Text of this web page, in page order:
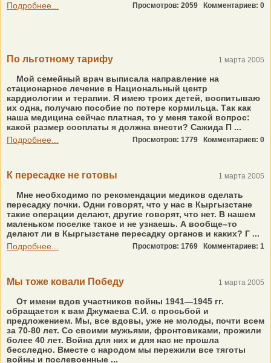
Подробнее...
Просмотров: 2059 Комментариев: 0
По льготному тарифу 1 марта 2005
Мой семейный врач выписала направление на
стационарное лечение в Национальный центр
кардиологии и терапии. Я имею троих детей, воспитываю
их одна, получаю пособие по потере кормильца. Так как
наша медицина сейчас платная, то у меня такой вопрос:
какой размер сооплаты я должна внести? Сажида П ...
Подробнее...
Просмотров: 1779 Комментариев: 0
К пересадке не готовы 1 марта 2005
Мне необходимо по рекомендации медиков сделать
пересадку почки. Одни говорят, что у нас в Кыргызстане
такие операции делают, другие говорят, что нет. В нашем
маленьком поселке такое и не узнаешь. А вообще–то
делают ли в Кыргызстане пересадку органов и каких? Г ...
Подробнее...
Просмотров: 1769 Комментариев: 1
Мы тоже ковали Победу 1 марта 2005
От имени вдов участников войны 1941—1945 гг.
обращается к вам Джумаева С.И. с просьбой и
предложением. Мы, все вдовы, уже не молоды, почти всем
за 70-80 лет. Со своими мужьями, фронтовиками, прожили
более 40 лет. Война для них и для нас не прошла
бесследно. Вместе с народом мы пережили все тяготы
войны и послевоенные ...